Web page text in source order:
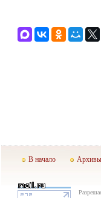
В начало Архивы